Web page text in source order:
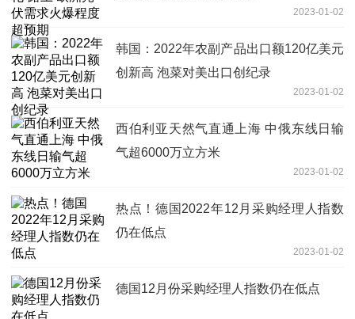
2023-01-02
韩国：2022年农副产品出口额120亿美元
创新高 泡菜对美出口创纪录
2023-01-02
西伯利亚天然气直通上海 中俄东线日输
气超6000万立方米
2023-01-02
热点！德国2022年12月采购经理人指数
仍在低点
2023-01-02
德国12月份采购经理人指数仍在低点